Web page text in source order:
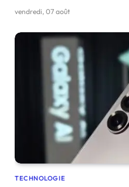
vendredi, 07 août
TECHNOLOGIE